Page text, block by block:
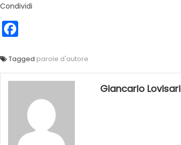
Condividi
Tagged parole d'autore
Giancarlo Lovisari